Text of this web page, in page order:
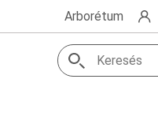
Arborétum